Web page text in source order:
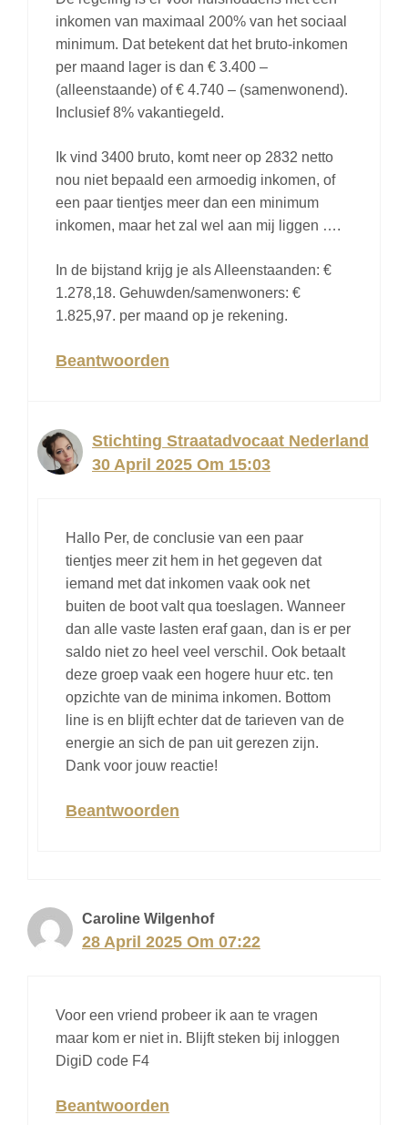
inkomen van maximaal 200% van het sociaal
minimum. Dat betekent dat het bruto-inkomen
per maand lager is dan € 3.400 –
(alleenstaande) of € 4.740 – (samenwonend).
Inclusief 8% vakantiegeld.
Ik vind 3400 bruto, komt neer op 2832 netto
nou niet bepaald een armoedig inkomen, of
een paar tientjes meer dan een minimum
inkomen, maar het zal wel aan mij liggen ….
In de bijstand krijg je als Alleenstaanden: €
1.278,18. Gehuwden/samenwoners: €
1.825,97. per maand op je rekening.
Beantwoorden
Stichting Straatadvocaat Nederland
30 April 2025 Om 15:03
Hallo Per, de conclusie van een paar
tientjes meer zit hem in het gegeven dat
iemand met dat inkomen vaak ook net
buiten de boot valt qua toeslagen. Wanneer
dan alle vaste lasten eraf gaan, dan is er per
saldo niet zo heel veel verschil. Ook betaalt
deze groep vaak een hogere huur etc. ten
opzichte van de minima inkomen. Bottom
line is en blijft echter dat de tarieven van de
energie an sich de pan uit gerezen zijn.
Dank voor jouw reactie!
Beantwoorden
Caroline Wilgenhof
28 April 2025 Om 07:22
Voor een vriend probeer ik aan te vragen
maar kom er niet in. Blijft steken bij inloggen
DigiD code F4
Beantwoorden